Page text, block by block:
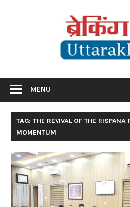
MENU
TAG: THE REVIVAL OF THE RISPANA
MOMENTUM